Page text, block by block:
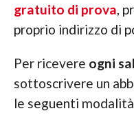
gratuito di prova ,
proprio indirizzo di
Per ricevere ogni
sottoscrivere un
le seguenti